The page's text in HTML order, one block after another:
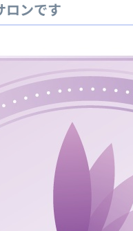
ンです